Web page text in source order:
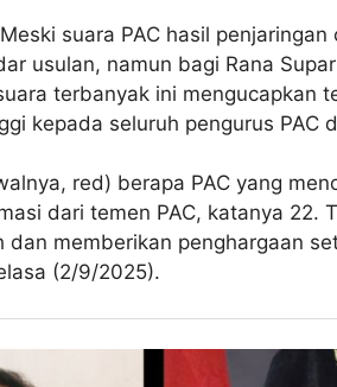
suara PAC hasil penjaringan
usulan, namun bagi Rana
terbanyak ini mengucapkan
kepada seluruh pengurus PAC
red) berapa PAC yang
dari temen PAC, katanya 22.
dan memberikan penghargaan
(2/9/2025).